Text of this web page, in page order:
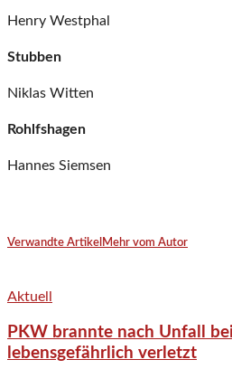
Henry Westphal
Stubben
Niklas Witten
Rohlfshagen
Hannes Siemsen
Verwandte Artikel Mehr vom Autor
Aktuell
PKW brannte nach Unfall
lebensgefährlich verletzt